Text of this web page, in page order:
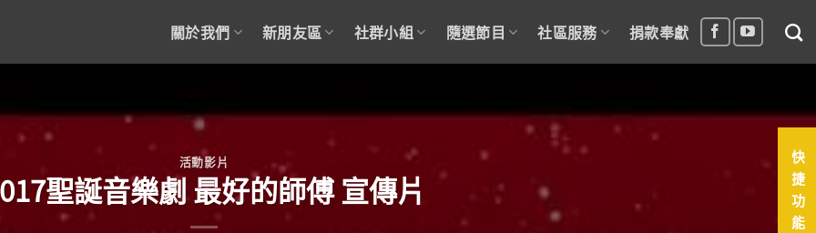
關於我們 新朋友區 社群小組 隨選節目 社區服務 捐款奉獻
活動影片
聖誕音樂劇 最好的師傅 宣傳片
快
捷
功
能